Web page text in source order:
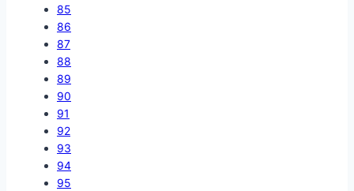
85
86
87
88
89
90
91
92
93
94
95